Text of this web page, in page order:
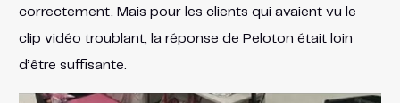
correctement. Mais pour les clients qui avaient vu le
clip vidéo troublant, la réponse de Peloton était loin
d’être suffisante.